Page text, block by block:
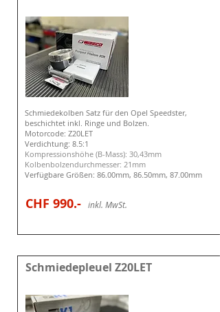
Schmiedekolben Satz für den Opel Speedster,
beschichtet inkl. Ringe und Bolzen.
Motorcode: Z20LET
Verdichtung: 8.5:1
Kompressionshöhe (B-Mass): 30,43mm
Kolbenbolzendurchmesser: 21mm
Verfügbare Größen: 86.00mm, 86.50mm, 87.00mm
CHF 990.- inkl. MwSt.
Schmiedepleuel Z20LET